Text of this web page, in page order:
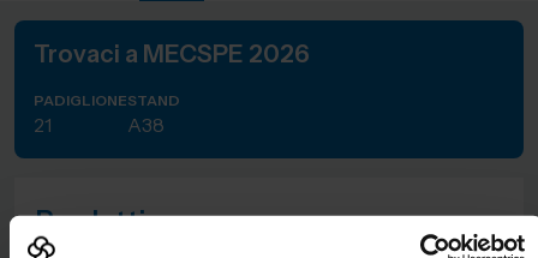
Trovaci a MECSPE 2026
PADIGLIONE
21
STAND
A38
Prodotti